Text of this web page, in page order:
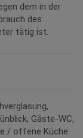
dem in der
des
tätig ist.
Gäste-WC
/ offene Küche